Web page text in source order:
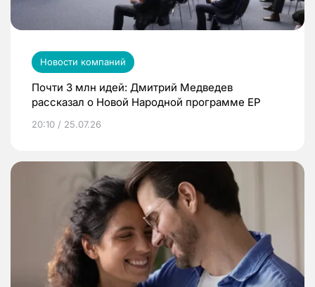
Новости компаний
Почти 3 млн идей: Дмитрий Медведев
рассказал о Новой Народной программе ЕР
20:10 / 25.07.26